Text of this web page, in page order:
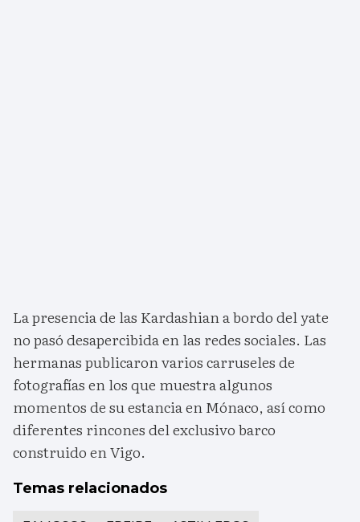
La presencia de las Kardashian a bordo del yate
no pasó desapercibida en las redes sociales. Las
hermanas publicaron varios carruseles de
fotografías en los que muestra algunos
momentos de su estancia en Mónaco, así como
diferentes rincones del exclusivo barco
construido en Vigo.
Temas relacionados